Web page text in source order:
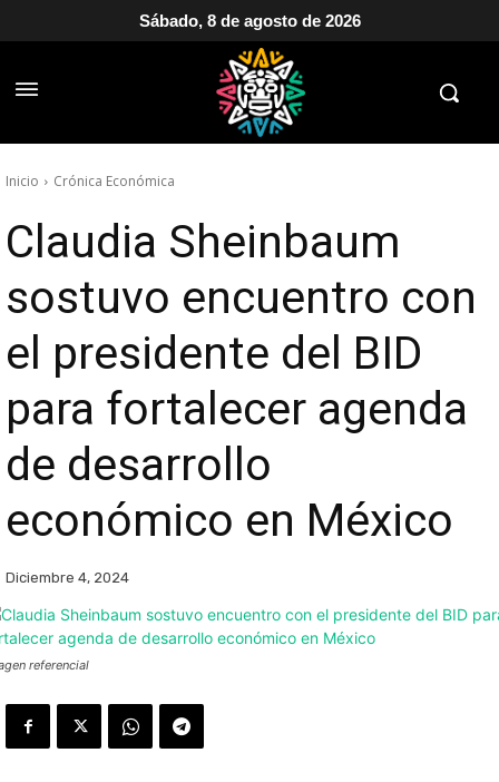
Sábado, 8 de agosto de 2026
Inicio Crónica Económica
Claudia Sheinbaum
sostuvo encuentro con
el presidente del BID
para fortalecer agenda
de desarrollo
económico en México
Diciembre 4, 2024
referencial